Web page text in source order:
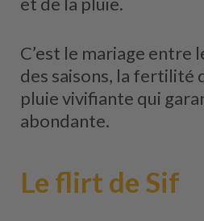
C’est le mariage entre
des saisons, la fertilité
pluie vivifiante qui
abondante.
Le flirt de Sif